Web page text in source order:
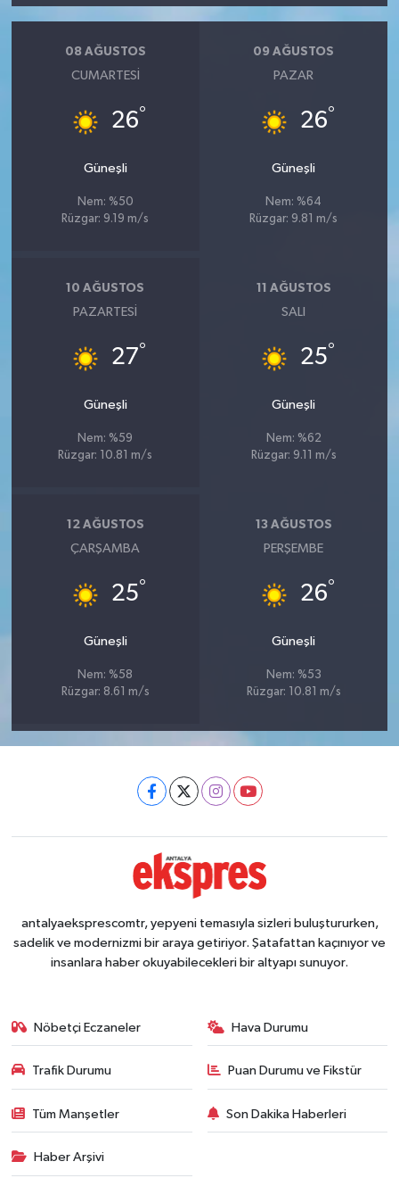
08 AĞUSTOS
CUMARTESI
26°
Güneşli
Nem: %50
Rüzgar: 9.19 m/s
09 AĞUSTOS
PAZAR
26°
Güneşli
Nem: %64
Rüzgar: 9.81 m/s
10 AĞUSTOS
PAZARTESI
27°
Güneşli
Nem: %59
Rüzgar: 10.81 m/s
11 AĞUSTOS
SALI
25°
Güneşli
Nem: %62
Rüzgar: 9.11 m/s
12 AĞUSTOS
ÇARŞAMBA
25°
Güneşli
Nem: %58
Rüzgar: 8.61 m/s
13 AĞUSTOS
PERŞEMBE
26°
Güneşli
Nem: %53
Rüzgar: 10.81 m/s
antalyaeksprescomtr, yepyeni temasıyla sizleri buluştururken,
sadelik ve modernizmi bir araya getiriyor. Şatafattan kaçınıyor ve
insanlara haber okuyabilecekleri bir altyapı sunuyor.
Nöbetçi Eczaneler Hava Durumu
Trafik Durumu Puan Durumu ve Fikstür
Tüm Manşetler Son Dakika Haberleri
Haber Arşivi